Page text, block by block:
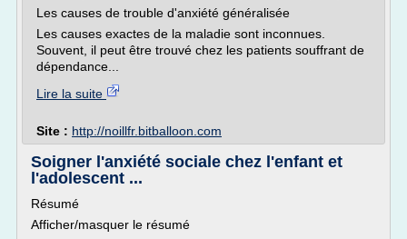
Les causes de trouble d'anxiété généralisée
Les causes exactes de la maladie sont inconnues.
Souvent, il peut être trouvé chez les patients souffrant de
dépendance...
Lire la suite
Site : http://noillfr.bitballoon.com
Soigner l'anxiété sociale chez l'enfant et
l'adolescent ...
Résumé
Afficher/masquer le résumé